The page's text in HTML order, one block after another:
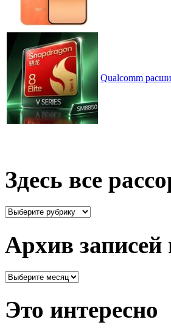
Qualcomm
Здесь все
Здесь
Архив
Архив
месяцам
Это интересно